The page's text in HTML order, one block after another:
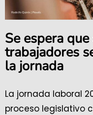
Se espera
trabajadores
la jornada
La jornada laboral
proceso legislativo